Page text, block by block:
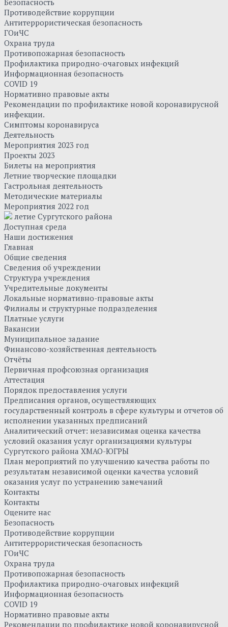
Безопасность
Противодействие коррупции
Антитеррористическая безопасность
ГОиЧС
Охрана труда
Противопожарная безопасность
Профилактика природно-очаговых инфекций
Информационная безопасность
COVID 19
Нормативно правовые акты
Рекомендации по профилактике новой коронавирусной
инфекции.
Симптомы коронавируса
Деятельность
Мероприятия 2023 год
Проекты 2023
Билеты на мероприятия
Летние творческие площадки
Гастрольная деятельность
Методические материалы
Мероприятия 2022 год
летие Сургутского района
Доступная среда
Наши достижения
Главная
Общие сведения
Сведения об учреждении
Структура учреждения
Учредительные документы
Локальные нормативно-правовые акты
Филиалы и структурные подразделения
Платные услуги
Вакансии
Муниципальное задание
Финансово-хозяйственная деятельность
Отчёты
Первичная профсоюзная организация
Аттестация
Порядок предоставления услуги
Предписания органов, осуществляющих
государственный контроль в сфере культуры и отчетов об
исполнении указанных предписаний
Аналитический отчет: независимая оценка качества
условий оказания услуг организациями культуры
Сургутского района ХМАО-ЮГРЫ
План мероприятий по улучшению качества работы по
результатам независимой оценки качества условий
оказания услуг по устранению замечаний
Контакты
Контакты
Оцените нас
Безопасность
Противодействие коррупции
Антитеррористическая безопасность
ГОиЧС
Охрана труда
Противопожарная безопасность
Профилактика природно-очаговых инфекций
Информационная безопасность
COVID 19
Нормативно правовые акты
Рекомендации по профилактике новой коронавирусной